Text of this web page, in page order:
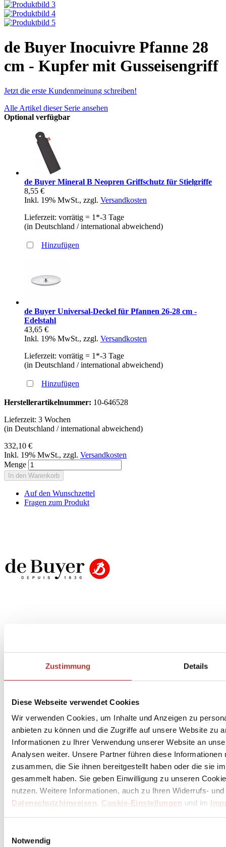
Zustimmung Details
Diese Webseite verwendet Cookies
Wir verwenden Cookies, um Inhalte und Anzeigen zu
anbieten zu können und die Zugriffe auf unsere Website zu
Informationen zu Ihrer Verwendung unserer Website an
Analysen weiter. Unsere Partner führen diese
zusammen, die Sie ihnen bereitgestellt haben oder die sie
gesammelt haben. Sie geben Einwilligung zu unseren
nutzen. Weitere Informationen, auch zu Ihren Widerrufs-
Datenschutzhinweisen, Cookie-Einstellungen und im
Notwendig
de Buyer Inocuivre Pfanne 28
cm - Kupfer mit Gusseisengriff
Jetzt die erste Kundenmeinung schreiben!
Alle Artikel dieser Serie ansehen
Optional verfügbar
de Buyer Mineral B Neopren Griffschutz für Stielgriffe
8,55 €
Inkl. 19% MwSt., zzgl. Versandkosten
Lieferzeit: vorrätig = 1*-3 Tage
(in Deutschland / international abweichend)
Hinzufügen
de Buyer Universal-Deckel für Pfannen 26-28 cm -
Edelstahl
43,65 €
Inkl. 19% MwSt., zzgl. Versandkosten
Lieferzeit: vorrätig = 1*-3 Tage
(in Deutschland / international abweichend)
Hinzufügen
Herstellerartikelnummer: 10-646528
Lieferzeit: 3 Wochen
(in Deutschland / international abweichend)
332,10 €
Inkl. 19% MwSt., zzgl. Versandkosten
Menge
In den Warenkorb
Auf den Wunschzettel
Fragen zum Produkt